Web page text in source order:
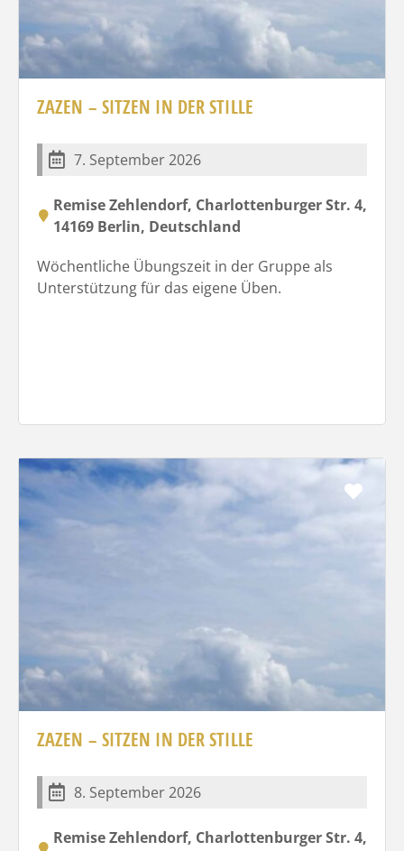
ZAZEN – SITZEN IN DER STILLE
7. September 2026
Remise Zehlendorf, Charlottenburger Str. 4,
14169 Berlin, Deutschland
Wöchentliche Übungszeit in der Gruppe als
Unterstützung für das eigene Üben.
ZAZEN – SITZEN IN DER STILLE
8. September 2026
Remise Zehlendorf, Charlottenburger Str. 4,